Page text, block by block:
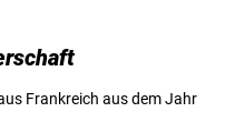
Frankreich aus dem Jahr